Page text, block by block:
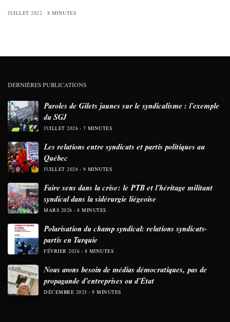
JUILLET 2022 8 MINUTES
DERNIÈRES PUBLICATIONS
Paroles de Gilets jaunes sur le syndicalisme : l’exemple
du SGJ
JUILLET 2026 7 MINUTES
Les relations entre syndicats et partis politiques au
Québec
JUILLET 2026 9 MINUTES
Faire sens dans la crise: le PTB et l’héritage militant
syndical dans la sidérurgie liégeoise
MARS 2026 8 MINUTES
Polarisation du champ syndical: relations syndicats-
partis en Turquie
FÉVRIER 2026 8 MINUTES
Nous avons besoin de médias démocratiques, pas de
propagande d’entreprises ou d’État
DÉCEMBRE 2025 9 MINUTES